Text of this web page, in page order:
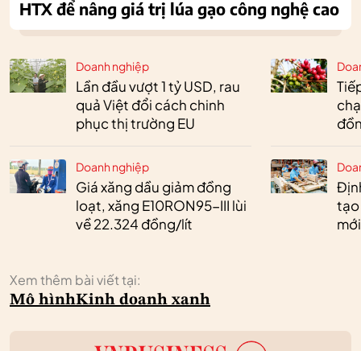
Doanh nghiệp
Lần đầu vượt 1 tỷ USD, rau
quả Việt đổi cách chinh
phục thị trường EU
Doanh nghiệp
Giá xăng dầu giảm đồng
loạt, xăng E10RON95-III lùi
về 22.324 đồng/lít
tạo
Xem thêm bài viết tại:
Mô hìnhKinh doanh xanh
HTX để nâng giá trị lúa gạo công nghệ cao